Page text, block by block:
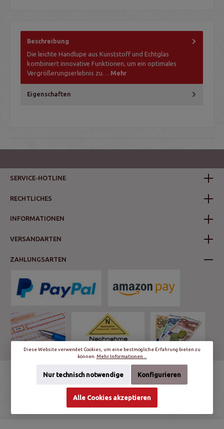
Beschreibung
Die leichte Handlupe aus Kunststoff und Echtglas
kombiniert innovative Funktionen, um ein optimales
Vergrößerungserlebnis zu… Mehr
Eigenschaften
SERVICE-HOTLINE
RECHTLICHES
INFORMATIONEN
VERSANDARTEN
ZAHLUNGSARTEN
Nachnahmegebühren, wenn nicht anders angegeben.
© schalter-und-steckdosen.de | World Trading Net GmbH & Co. KG - Alle
Diese Website verwendet Cookies, um eine bestmögliche Erfahrung bieten zu
können. Mehr Informationen ...
Nur technisch notwendige Konfigurieren
Alle Cookies akzeptieren